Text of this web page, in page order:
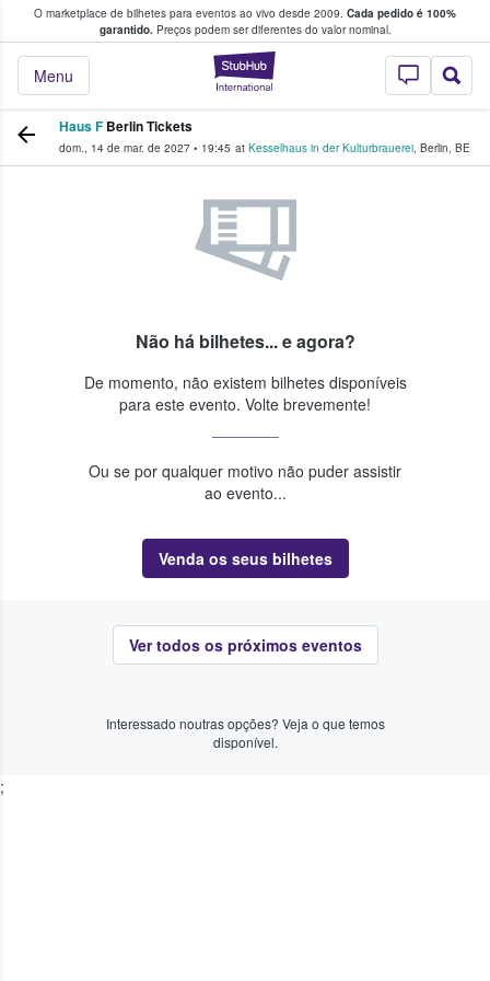
O marketplace de bilhetes para eventos ao vivo desde 2009. Cada pedido é 100%
garantido.Preços podem ser diferentes do valor nominal.
StubHub – onde
Menu
fãs compram e vendem bilhetes
Haus F Berlin Tickets
dom., 14 de mar. de 2027 • 19:45 at Kesselhaus in der Kulturbrauerei, Berlin, BE
Não há bilhetes... e agora?
De momento, não existem bilhetes disponíveis
para este evento. Volte brevemente!
Ou se por qualquer motivo não puder assistir
ao evento...
Venda os seus bilhetes
Ver todos os próximos eventos
Interessado noutras opções? Veja o que temos
disponível.
;